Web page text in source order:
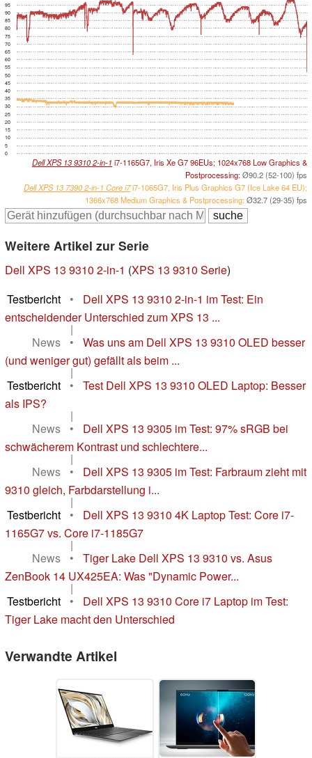
0
5
10
15
20
25
30
35
40
45
50
55
60
65
70
75
80
85
90
95
Dell XPS 13 9310 2-in-1 i7-1165G7, Iris Xe G7 96EUs; 1024x768 Low Graphics &
Postprocessing:Ø90.2 (52-100) fps
Dell XPS 13 7390 2-in-1 Core i7i7-1065G7, Iris Plus Graphics G7 (Ice Lake 64 EU);
1366x768 Medium Graphics & Postprocessing:Ø32.7 (29-35) fps
Weitere Artikel zur Serie
Dell XPS 13 9310 2-in-1 (XPS 13 9310 Serie)
Testbericht
•
Dell XPS 13 9310 2-in-1 im Test: Ein
entscheidender Unterschied zum XPS 13 ...
|
News
•
Was uns am Dell XPS 13 9310 OLED besser
(und weniger gut) gefällt als beim ...
|
Testbericht
•
Test Dell XPS 13 9310 OLED Laptop: Besser
als IPS?
|
News
•
Dell XPS 13 9305 im Test: 97% sRGB bei
schwächerem Kontrast und schlechtere...
|
News
•
Dell XPS 13 9305 im Test: Farbraum zieht mit
9310 gleich, Farbdarstellung i...
|
Testbericht
•
Dell XPS 13 9310 4K Laptop Test: Core i7-
1165G7 vs. Core i7-1185G7
|
News
•
Tiger Lake Dell XPS 13 9310 vs. Asus
ZenBook 14 UX425EA: Was "Dynamic Power...
|
Testbericht
•
Dell XPS 13 9310 Core i7 Laptop im Test:
Tiger Lake macht den Unterschied
Verwandte Artikel